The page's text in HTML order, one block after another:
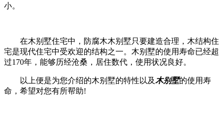
小。
在木别墅住宅中，防腐木木别墅只要建造合理，木结构住
宅是现代住宅中受欢迎的结构之一。木别墅的使用寿命已经超
过170年，能够历经沧桑，居住数代，使用状况良好。
以上便是为您介绍的木别墅的特性以及木别墅的使用寿
命，希望对您有所帮助!